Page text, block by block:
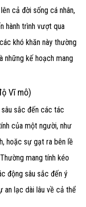
cả đời sống cá nhân,
hành trình vượt qua
khó khăn này thường
những kế hoạch mang
Vĩ mô)
sắc đến các tác
của một người, như
hoặc sự gạt ra bên lề
mang tính kéo
động sâu sắc đến ý
an lạc dài lâu về cả thể